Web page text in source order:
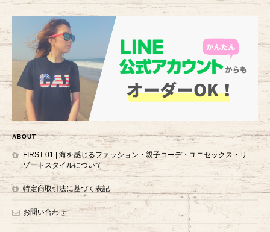
ABOUT
FIRST-01 | 海を感じるファッション・親子コーデ・ユニセックス・リ
ゾートスタイルについて
特定商取引法に基づく表記
お問い合わせ